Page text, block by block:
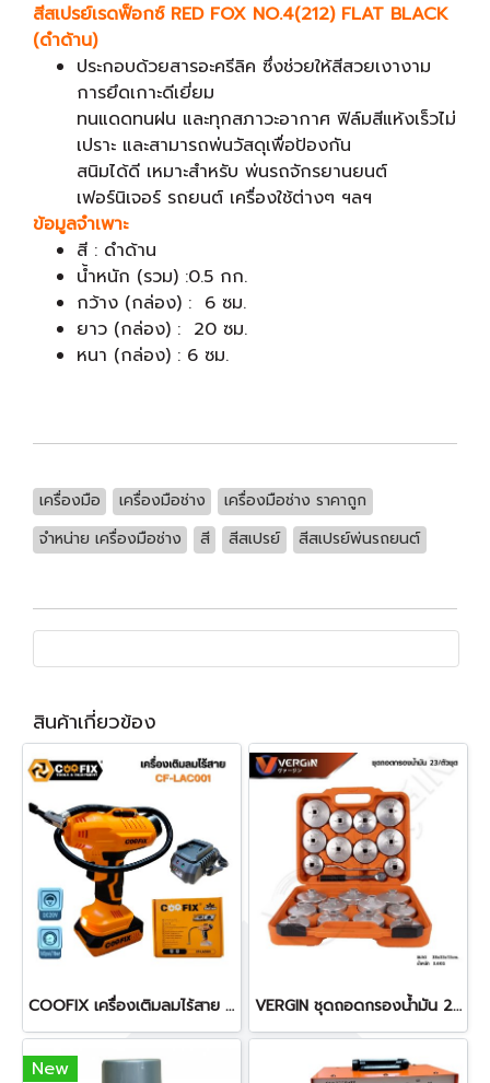
สีสเปรย์เรดฟ็อกซ์ RED FOX NO.4(212) FLAT BLACK
(ดำด้าน)
ประกอบด้วยสารอะครีลิค ซึ่งช่วยให้สีสวยเงางาม
การยึดเกาะดีเยี่ยม
ทนแดดทนฝน และทุกสภาวะอากาศ ฟิล์มสีแห้งเร็วไม่
เปราะ และสามารถพ่นวัสดุเพื่อป้องกัน
สนิมได้ดี เหมาะสำหรับ พ่นรถจักรยานยนต์
เฟอร์นิเจอร์ รถยนต์ เครื่องใช้ต่างๆ ฯลฯ
ข้อมูลจำเพาะ
สี : ดำด้าน
น้ำหนัก (รวม) :0.5 กก.
กว้าง (กล่อง) : 6 ซม.
ยาว (กล่อง) : 20 ซม.
หนา (กล่อง) : 6 ซม.
เครื่องมือ เครื่องมือช่าง
เครื่องมือช่าง ราคาถูก
จำหน่าย เครื่องมือช่าง
สี สีสเปรย์ สีสเปรย์พ่นรถยนต์
สินค้าเกี่ยวข้อง
COOFIX เครื่องเติมลมไร้สาย รุ่น LAC001 เครื่องเติมลมพกพา VERGIN ชุดถอดกรองน้ำมัน 23 ตัวชุด ถ้วยถอดกรองน้ำมัน
New